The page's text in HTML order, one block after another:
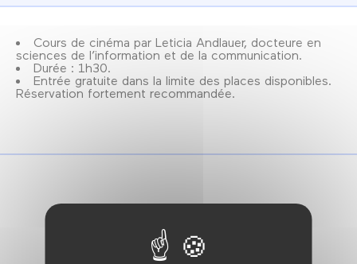
Cours de cinéma par Leticia Andlauer, docteure en
sciences de l’information et de la communication.
Durée : 1h30.
Entrée gratuite dans la limite des places disponibles.
Réservation fortement recommandée.